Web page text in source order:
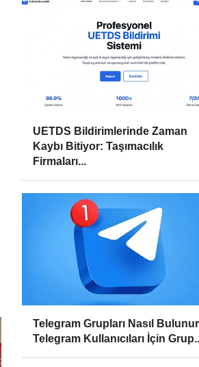
UETDS Bildirimlerinde Zaman
Kaybı Bitiyor: Taşımacılık
Firmaları...
Telegram Grupları Nasıl
Telegram Kullanıcıları İçin